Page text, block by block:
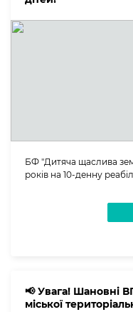
БФ "Дитяча щаслива
років на 10-денну
📢 Увага! Шановні
міської